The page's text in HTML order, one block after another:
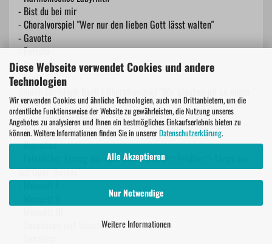
Diese Webseite verwendet Cookies und andere
Technologien
Wir verwenden Cookies und ähnliche Technologien, auch von Drittanbietern, um die
ordentliche Funktionsweise der Website zu gewährleisten, die Nutzung unseres
Angebotes zu analysieren und Ihnen ein bestmögliches Einkaufserlebnis bieten zu
können. Weitere Informationen finden Sie in unsererDatenschutzerklärung.
Alle Akzeptieren
Nur Notwendige
Weitere Informationen
- Bist du bei mir
- Choralvorspiel "Wer nur den lieben Gott lässt walten"
- Gavotte
- Entrata
- Concerto
- Fantasia
Johann Christoph Bach | Choralvorspiel "Wir glauben all an einen
Gott"
Georg Friedrich Händel
- Air und Variationen -Arioso
- Rigaudon
- Feierlicher Einzug aus dem Oratorium "Der Feldherr"- Largo aus
der Oper "Xerxes"
- Menuett I
- Sarabande mit Variationen